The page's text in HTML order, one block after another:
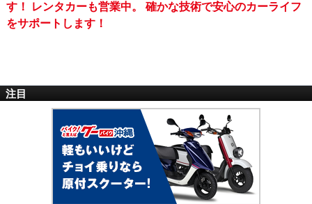
す！ レンタカーも営業中。 確かな技術で安心のカーライフ
をサポートします！
注目